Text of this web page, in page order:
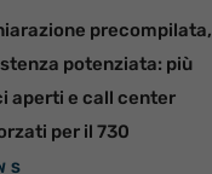
precompilata,
potenziata: più
aperti e call center
per il 730